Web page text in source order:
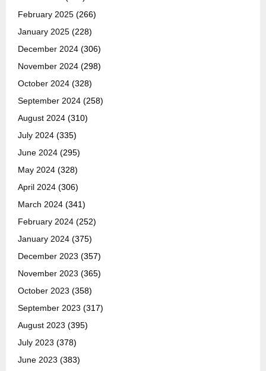
February 2025 (266)
January 2025 (228)
December 2024 (306)
November 2024 (298)
October 2024 (328)
September 2024 (258)
August 2024 (310)
July 2024 (335)
June 2024 (295)
May 2024 (328)
April 2024 (306)
March 2024 (341)
February 2024 (252)
January 2024 (375)
December 2023 (357)
November 2023 (365)
October 2023 (358)
September 2023 (317)
August 2023 (395)
July 2023 (378)
June 2023 (383)